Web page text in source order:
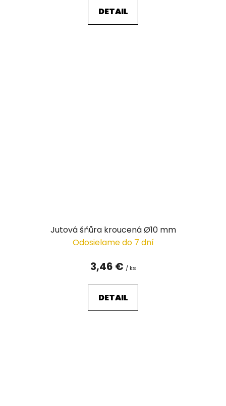
DETAIL
Jutová šňůra kroucená Ø10 mm
Odosielame do 7 dní
3,46 € / ks
DETAIL